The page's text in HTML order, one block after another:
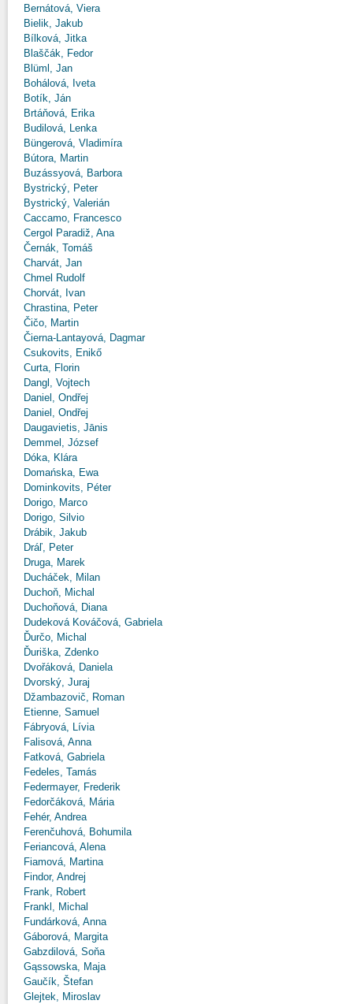
Bernátová, Viera
Bielik, Jakub
Bílková, Jitka
Blaščák, Fedor
Blüml, Jan
Bohálová, Iveta
Botík, Ján
Brtáňová, Erika
Budilová, Lenka
Büngerová, Vladimíra
Bútora, Martin
Buzássyová, Barbora
Bystrický, Peter
Bystrický, Valerián
Caccamo, Francesco
Cergol Paradiž, Ana
Černák, Tomáš
Charvát, Jan
Chmel Rudolf
Chorvát, Ivan
Chrastina, Peter
Čičo, Martin
Čierna-Lantayová, Dagmar
Csukovits, Enikő
Curta, Florin
Dangl, Vojtech
Daniel, Ondřej
Daniel, Ondřej
Daugavietis, Jānis
Demmel, József
Dóka, Klára
Domańska, Ewa
Dominkovits, Péter
Dorigo, Marco
Dorigo, Silvio
Drábik, Jakub
Dráľ, Peter
Druga, Marek
Ducháček, Milan
Duchoň, Michal
Duchoňová, Diana
Dudeková Kováčová, Gabriela
Ďurčo, Michal
Ďuriška, Zdenko
Dvořáková, Daniela
Dvorský, Juraj
Džambazovič, Roman
Etienne, Samuel
Fábryová, Lívia
Falisová, Anna
Fatková, Gabriela
Fedeles, Tamás
Federmayer, Frederik
Fedorčáková, Mária
Fehér, Andrea
Ferenčuhová, Bohumila
Feriancová, Alena
Fiamová, Martina
Findor, Andrej
Frank, Robert
Frankl, Michal
Fundárková, Anna
Gáborová, Margita
Gabzdilová, Soňa
Gąssowska, Maja
Gaučík, Štefan
Glejtek, Miroslav